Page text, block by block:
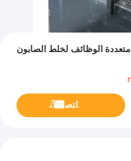
آلة تصنيع معقم اليدين SUS304 متعددة الوظائف لخلط الصابون
ﺎﺘﺼﻟ ﺍﻶﻧ